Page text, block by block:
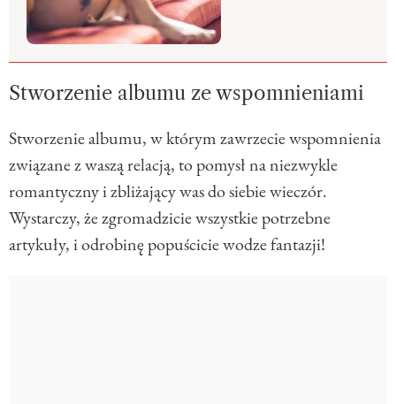
Stworzenie albumu ze wspomnieniami
Stworzenie albumu, w którym zawrzecie wspomnienia
związane z waszą relacją, to pomysł na niezwykle
romantyczny i zbliżający was do siebie wieczór.
Wystarczy, że zgromadzicie wszystkie potrzebne
artykuły, i odrobinę popuścicie wodze fantazji!